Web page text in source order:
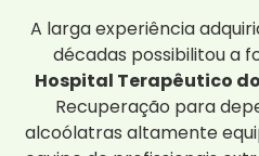
A larga experiência
décadas possibilitou a
Hospital Terapêutico
Recuperação para
alcoólatras altamente